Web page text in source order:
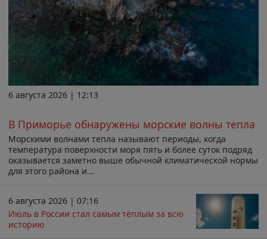
6 августа 2026 | 12:13
В Приморье обнаружены морские волны тепла
Морскими волнами тепла называют периоды, когда
температура поверхности моря пять и более суток подряд
оказывается заметно выше обычной климатической нормы
для этого района и...
6 августа 2026 | 07:16
Июль в России стал самым тёплым за всю
историю